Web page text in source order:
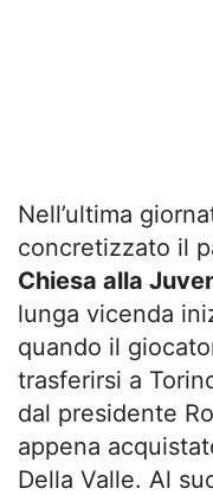
Nell’ultima
concretizzato il
Chiesa alla
lunga vicenda
quando il
trasferirsi a
dal presidente
appena
Della Valle. Al